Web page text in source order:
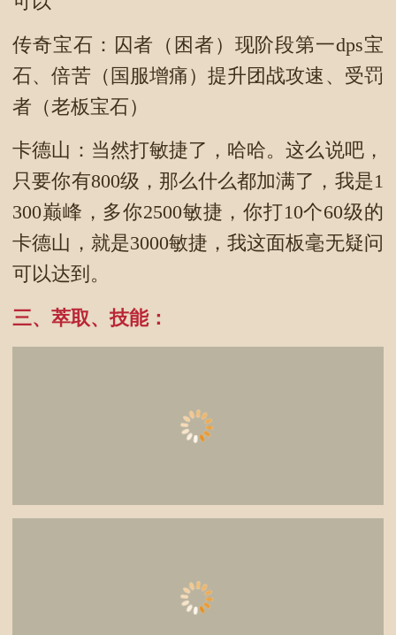
传奇宝石：囚者（困者）现阶段第一dps宝
石、倍苦（国服增痛）提升团战攻速、受罚
者（老板宝石）
卡德山：当然打敏捷了，哈哈。这么说吧，
只要你有800级，那么什么都加满了，我是1
300巅峰，多你2500敏捷，你打10个60级的
卡德山，就是3000敏捷，我这面板毫无疑问
可以达到。
三、萃取、技能：